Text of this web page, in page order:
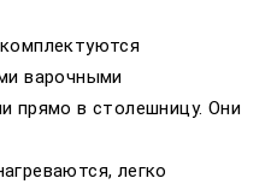
варочными
прямо в столешницу. Они
легко